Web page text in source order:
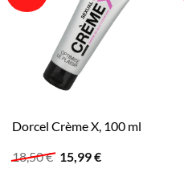
Dorcel Crème X, 100 ml
18,50€ Ursprünglicher
Preis
15,99€Aktueller